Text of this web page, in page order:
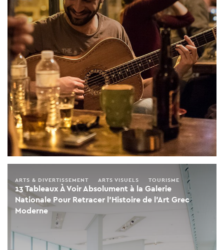
13 Tableaux À Voir Absolument à la Galerie
Nationale Pour Retracer l'Histoire de l'Art Grec
Moderne
ARTS & DIVERTISSEMENT ARTS VISUELS TOURISME